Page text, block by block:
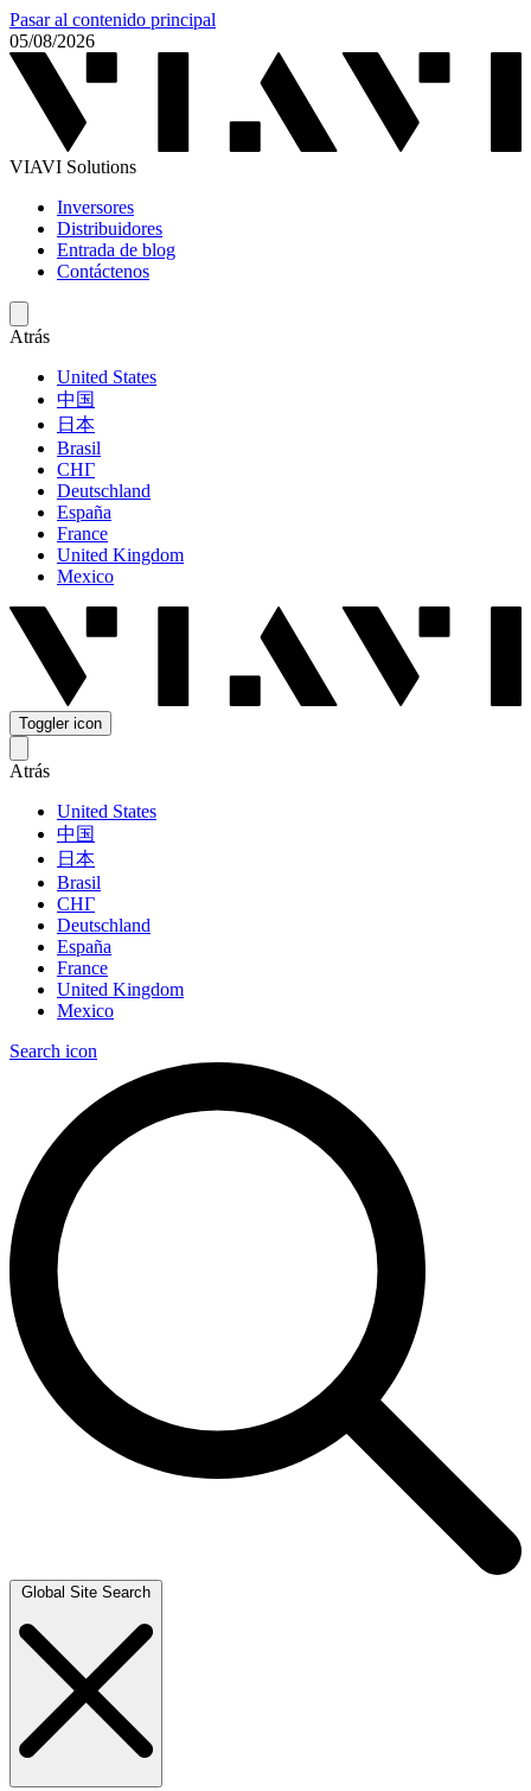
Pasar al contenido principal
05/08/2026
VIAVI Solutions
Inversores
Distribuidores
Entrada de blog
Contáctenos
Atrás
United States
中国
日本
Brasil
СНГ
Deutschland
España
France
United Kingdom
Mexico
Toggler icon
Atrás
United States
中国
日本
Brasil
СНГ
Deutschland
España
France
United Kingdom
Mexico
Search icon
Global Site Search